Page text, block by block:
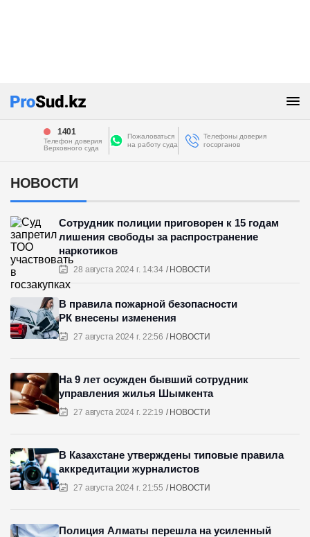
1401
Телефон доверия
Верховного суда
Пожаловаться
на работу суда
Телефоны доверия
госорганов
НОВОСТИ
28 августа 2024 г. 14:34 НОВОСТИ
Сотрудник полиции приговорен к 15 годам
лишения свободы за распространение
наркотиков
27 августа 2024 г. 22:56 НОВОСТИ
В правила пожарной безопасности
РК внесены изменения
27 августа 2024 г. 22:19 НОВОСТИ
На 9 лет осужден бывший сотрудник
управления жилья Шымкента
27 августа 2024 г. 21:55 НОВОСТИ
В Казахстане утверждены типовые правила
аккредитации журналистов
Полиция Алматы перешла на усиленный